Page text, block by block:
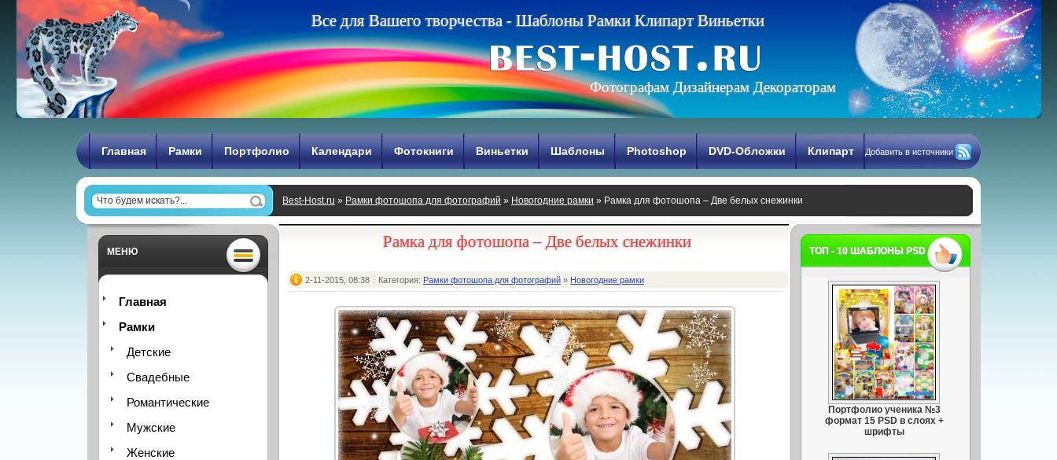
Все для Вашего творчества - Шаблоны Рамки Клипарт Виньетки
Фотографам Дизайнерам Декораторам
Главная Рамки Портфолио Календари Фотокниги Виньетки Шаблоны Photoshop DVD-Обложки Клипарт Добавить в источники
Best-Host.ru » Рамки фотошопа для фотографий » Новогодние рамки » Рамка для фотошопа – Две белых снежинки
МЕНЮ
Главная
Рамки
Детские
Свадебные
Романтические
Мужские
Женские
Рамка для фотошопа – Две белых снежинки
2-11-2015, 08:38 Категория: Рамки фотошопа для фотографий » Новогодние рамки
ТОП - 10 ШАБЛОНЫ PSD
Портфолио ученика №3
формат 15 PSD в слоях +
шрифты